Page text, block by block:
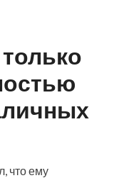
что ему